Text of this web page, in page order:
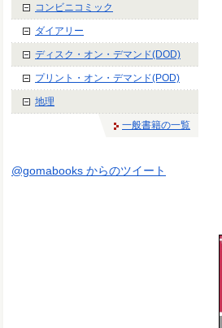
コンビニコミック
ダイアリー
ディスク・オン・デマンド(DOD)
プリント・オン・デマンド(POD)
地理
一般書籍の一覧
@gomabooks からのツイート